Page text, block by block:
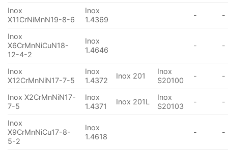
Inox
X11CrNiMnN19-8-6
Inox
1.4369
- -
Inox
X6CrMnNiCuN18-
12-4-2
Inox
1.4646
- -
Inox
X12CrMnNiN17-7-5
Inox
1.4372
Inox 201
Inox
S20100
- -
Inox X2CrMnNiN17-
7-5
Inox
1.4371
Inox 201L
Inox
S20103
- -
Inox
X9CrMnNiCu17-8-
5-2
Inox
1.4618
- -